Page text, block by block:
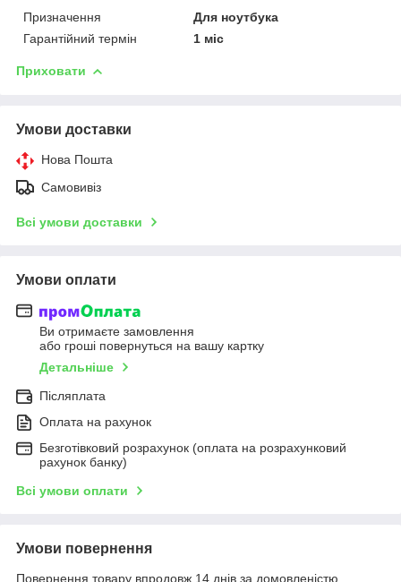
Призначення
Для ноутбука
Гарантійний термін
1 міс
Приховати
Умови доставки
Нова Пошта
Самовивіз
Всі умови доставки
Умови оплати
Ви отримаєте замовлення
або гроші повернуться на вашу картку
Детальніше
Післяплата
Оплата на рахунок
Безготівковий розрахунок (оплата на розрахунковий
рахунок банку)
Всі умови оплати
Умови повернення
Повернення товару впродовж 14 днів за домовленістю